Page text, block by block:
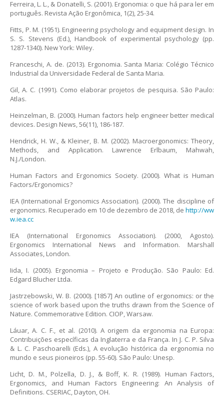
Ferreira, L. L., & Donatelli, S. (2001). Ergonomia: o que há para ler em
português. Revista Ação Ergonômica, 1(2), 25-34.
Fitts, P. M. (1951). Engineering psychology and equipment design. In
S. S. Stevens (Ed.), Handbook of experimental psychology (pp.
1287-1340). New York: Wiley.
Franceschi, A. de. (2013). Ergonomia. Santa Maria: Colégio Técnico
Industrial da Universidade Federal de Santa Maria.
Gil, A. C. (1991). Como elaborar projetos de pesquisa. São Paulo:
Atlas.
Heinzelman, B. (2000). Human factors help engineer better medical
devices. Design News, 56(11), 186-187.
Hendrick, H. W., & Kleiner, B. M. (2002). Macroergonomics: Theory,
Methods, and Application. Lawrence Erlbaum, Mahwah,
N.J./London.
Human Factors and Ergonomics Society. (2000). What is Human
Factors/Ergonomics?
IEA (International Ergonomics Association). (2000). The discipline of
ergonomics. Recuperado em 10 de dezembro de 2018, de http://ww
w.iea.cc
IEA (International Ergonomics Association). (2000, Agosto).
Ergonomics International News and Information. Marshall
Associates, London.
Iida, I. (2005). Ergonomia – Projeto e Produção. São Paulo: Ed.
Edgard Blucher Ltda.
Jastrzebowski, W. B. (2000). [1857] An outline of ergonomics: or the
science of work based upon the truths drawn from the Science of
Nature. Commemorative Edition. CIOP, Warsaw.
Láuar, A. C. F., et al. (2010). A origem da ergonomia na Europa:
Contribuições específicas da Inglaterra e da França. In J. C. P. Silva
& L. C. Paschoarelli (Eds.), A evolução histórica da ergonomia no
mundo e seus pioneiros (pp. 55-60). São Paulo: Unesp.
Licht, D. M., Polzella, D. J., & Boff, K. R. (1989). Human Factors,
Ergonomics, and Human Factors Engineering: An Analysis of
Definitions. CSERIAC, Dayton, OH.